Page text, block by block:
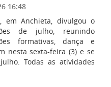
16:48
em Anchieta, divulgou o
de julho, reunindo
formativas, dança e
nesta sexta-feira (3) e se
Todas as atividades